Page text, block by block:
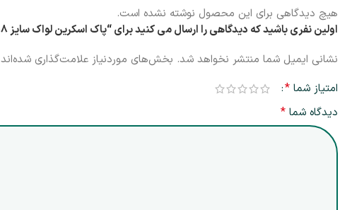
هیچ دیدگاهی برای این محصول نوشته نشده است.
اولین نفری باشید که دیدگاهی را ارسال می کنید برای “پاک اسکرین لواک سایز 58 میلی‌متر | Luwak Puck Screen 58mm”
نشانی ایمیل شما منتشر نخواهد شد. بخش‌های موردنیاز علامت‌گذاری شده‌اند
امتیاز شما *
دیدگاه شما *